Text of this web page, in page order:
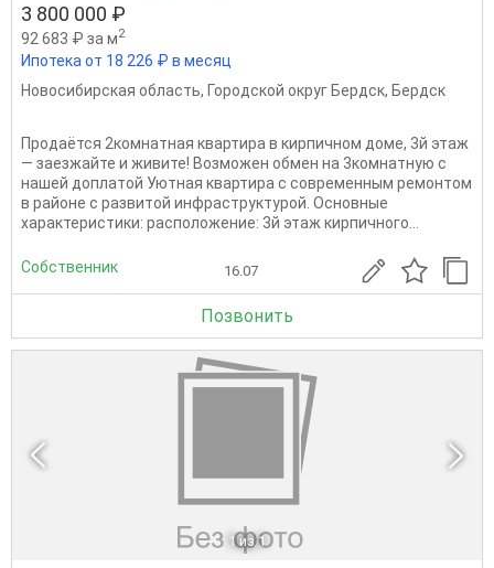
3 800 000 ₽
92 683 ₽ за м2
Ипотека от 18 226 ₽ в месяц
Новосибирская область, Городской округ Бердск, Бердск
Продаётся 2комнатная квартира в кирпичном доме, 3й этаж
— заезжайте и живите! Возможен обмен на 3комнатную с
нашей доплатой Уютная квартира с современным ремонтом
в районе с развитой инфраструктурой. Основные
характеристики: расположение: 3й этаж кирпичного...
Собственник 16.07
Позвонить
1 из 1